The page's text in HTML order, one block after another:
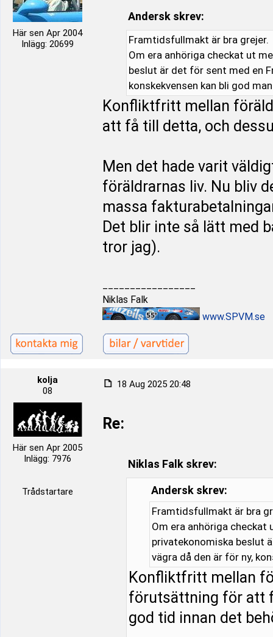
Här sen Apr 2004
Inlägg: 20699
Andersk skrev:
Framtidsfullmakt är bra grejer.
Om era anhöriga checkat ut
beslut är det för sent med en
konskekvensen kan bli god
Konfliktfritt mellan
att få till detta, och
Men det hade varit
föräldrarnas liv. Nu bliv
massa
Det blir inte så lätt med
tror jag).
Niklas Falk
www.SPVM.se
kolja
08
Här sen Apr 2005
Inlägg: 7976
Trådstartare
18 Aug 2025 20:48
Re:
Niklas Falk skrev:
Andersk skrev:
Framtidsfullmakt är bra
Om era anhöriga
privatekonomiska beslut
vägra då den är för ny,
Konfliktfritt mellan
förutsättning för att
god tid innan det